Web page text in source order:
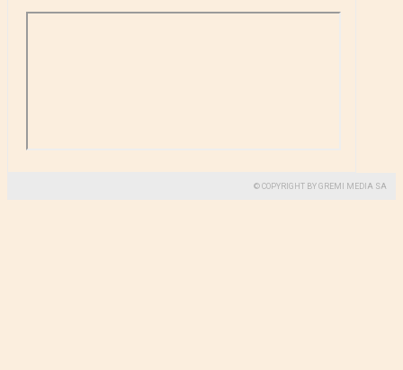
© COPYRIGHT BY GREMI MEDIA SA